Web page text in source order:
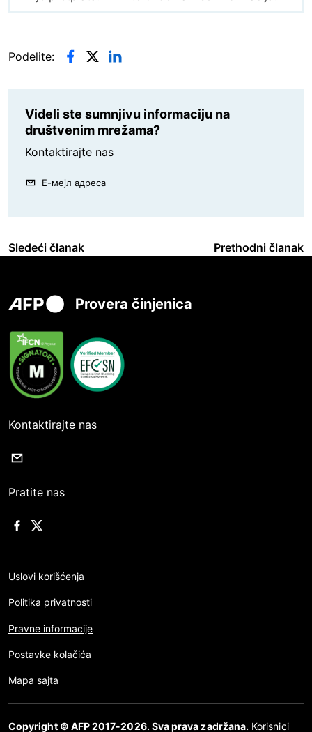
Podelite:
Videli ste sumnjivu informaciju na
društvenim mrežama?
Kontaktirajte nas
Е-мејл адреса
Sledeći članak Prethodni članak
Provera činjenica
Kontaktirajte nas
Pratite nas
Uslovi korišćenja
Politika privatnosti
Pravne informacije
Postavke kolačića
Mapa sajta
Copyright © AFP 2017-2026. Sva prava zadržana. Korisnici